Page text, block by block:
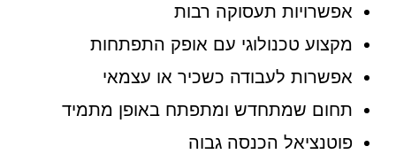
אפשרויות תעסוקה רבות
מקצוע טכנולוגי עם אופק התפתחות
אפשרות לעבודה כשכיר או עצמאי
תחום שמתחדש ומתפתח באופן מתמיד
פוטנציאל הכנסה גבוה